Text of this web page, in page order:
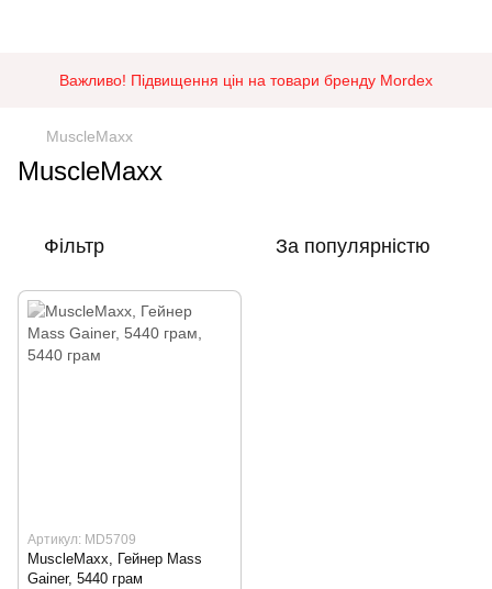
Важливо! Підвищення цін на товари бренду Mordex
MuscleMaxx
MuscleMaxx
Фільтр За популярністю
Артикул: MD5709
MuscleMaxx, Гейнер Mass
Gainer, 5440 грам